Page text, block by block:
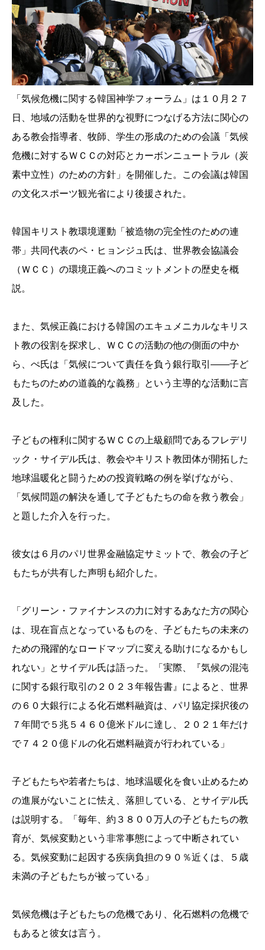
「気候危機に関する韓国神学フォーラム」は１０月２７
日、地域の活動を世界的な視野につなげる方法に関心の
ある教会指導者、牧師、学生の形成のための会議「気候
危機に対するＷＣＣの対応とカーボンニュートラル（炭
素中立性）のための方針」を開催した。この会議は韓国
の文化スポーツ観光省により後援された。
韓国キリスト教環境運動「被造物の完全性のための連
帯」共同代表のペ・ヒョンジュ氏は、世界教会協議会
（ＷＣＣ）の環境正義へのコミットメントの歴史を概
説。
また、気候正義における韓国のエキュメニカルなキリス
ト教の役割を探求し、ＷＣＣの活動の他の側面の中か
ら、ぺ氏は「気候について責任を負う銀行取引――子ど
もたちのための道義的な義務」という主導的な活動に言
及した。
子どもの権利に関するＷＣＣの上級顧問であるフレデリ
ック・サイデル氏は、教会やキリスト教団体が開拓した
地球温暖化と闘うための投資戦略の例を挙げながら、
「気候問題の解決を通して子どもたちの命を救う教会」
と題した介入を行った。
彼女は６月のパリ世界金融協定サミットで、教会の子ど
もたちが共有した声明も紹介した。
「グリーン・ファイナンスの力に対するあなた方の関心
は、現在盲点となっているものを、子どもたちの未来の
ための飛躍的なロードマップに変える助けになるかもし
れない」とサイデル氏は語った。「実際、『気候の混沌
に関する銀行取引の２０２３年報告書』によると、世界
の６０大銀行による化石燃料融資は、パリ協定採択後の
７年間で５兆５４６０億米ドルに達し、２０２１年だけ
で７４２０億ドルの化石燃料融資が行われている」
子どもたちや若者たちは、地球温暖化を食い止めるため
の進展がないことに怯え、落胆している、とサイデル氏
は説明する。「毎年、約３８００万人の子どもたちの教
育が、気候変動という非常事態によって中断されてい
る。気候変動に起因する疾病負担の９０％近くは、５歳
未満の子どもたちが被っている」
気候危機は子どもたちの危機であり、化石燃料の危機で
もあると彼女は言う。